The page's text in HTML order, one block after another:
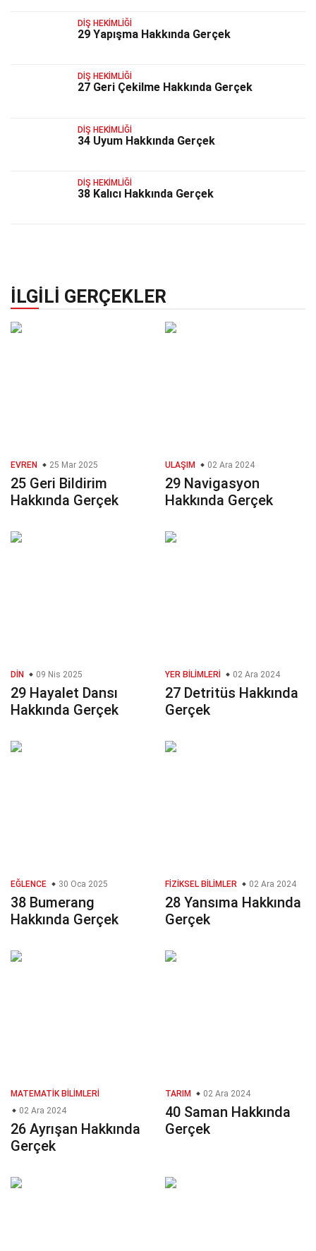
DIŞ HEKIMLIĞI
29 Yapışma Hakkında Gerçek
DIŞ HEKIMLIĞI
27 Geri Çekilme Hakkında Gerçek
DIŞ HEKIMLIĞI
34 Uyum Hakkında Gerçek
DIŞ HEKIMLIĞI
38 Kalıcı Hakkında Gerçek
İLGILI GERÇEKLER
EVREN 25 Mar 2025
25 Geri Bildirim
Hakkında Gerçek
ULAŞIM 02 Ara 2024
29 Navigasyon
Hakkında Gerçek
DIN 09 Nis 2025
29 Hayalet Dansı
Hakkında Gerçek
YER BILIMLERI 02 Ara 2024
27 Detritüs Hakkında
Gerçek
EĞLENCE 30 Oca 2025
38 Bumerang
Hakkında Gerçek
FIZIKSEL BILIMLER 02 Ara 2024
28 Yansıma Hakkında
Gerçek
MATEMATIK BILIMLERI
02 Ara 2024
26 Ayrışan Hakkında
Gerçek
TARIM 02 Ara 2024
40 Saman Hakkında
Gerçek